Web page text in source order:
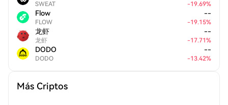
SWEAT -19.69%
Flow
FLOW
--
-19.15%
龙虾
龙虾
--
-17.71%
DODO
DODO
--
-13.42%
Más Criptos